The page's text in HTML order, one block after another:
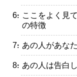
・ここをよく見
の特徴
・あの人があな
・あの人は告白